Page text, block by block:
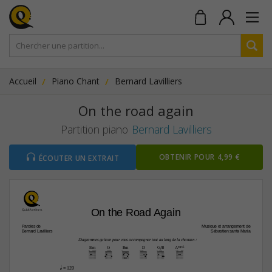
Accueil Piano Chant Bernard Lavilliers
On the road again
Partition piano Bernard Lavilliers
ÉCOUTER UN EXTRAIT OBTENIR POUR 4,99 €
Paroles de
Bernard Lavilliers
Musique et arrangement de
Sébastien santa Maria
On the Road Again
Em G Bm D G/B A“2
q = 120
Diagrammes guitare pour vous accompagner tout au long de la chanson :